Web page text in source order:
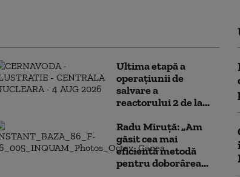
Ultima etapă a
operațiunii de
salvare a
reactorului 2 de la...
Radu Miruță: „Am
găsit cea mai
eficientă metodă
pentru doborârea...